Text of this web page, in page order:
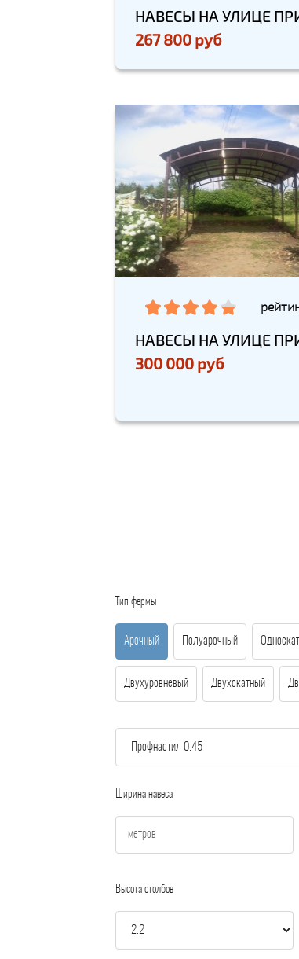
НАВЕСЫ НА УЛИЦЕ
267 800 руб
НАВЕСЫ НА УЛИЦЕ
300 000 руб
Тип фермы
Арочный Полуарочный
Двухуровневый Двухскатный
Ширина навеса
Высота столбов